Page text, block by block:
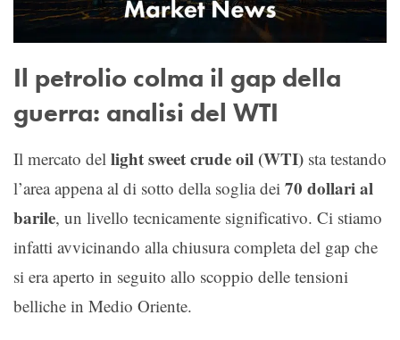
Il petrolio colma il gap della
guerra: analisi del WTI
Il mercato del light sweet crude oil (WTI) sta testando
l’area appena al di sotto della soglia dei 70 dollari al
barile, un livello tecnicamente significativo. Ci stiamo
infatti avvicinando alla chiusura completa del gap che
si era aperto in seguito allo scoppio delle tensioni
belliche in Medio Oriente.